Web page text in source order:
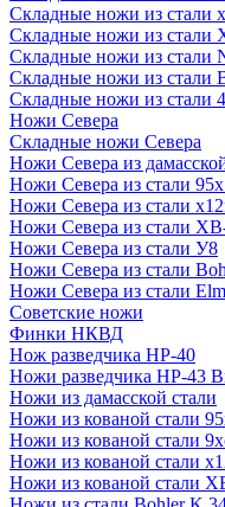
Складные ножи из стали
Складные ножи из стали
Складные ножи из стали
Складные ножи из стали
Складные ножи из стали
Ножи Севера
Складные ножи Севера
Ножи Севера из
Ножи Севера из стали
Ножи Севера из стали
Ножи Севера из стали
Ножи Севера из стали У8
Ножи Севера из стали
Ножи Севера из стали
Советские ножи
Финки НКВД
Нож разведчика НР-40
Ножи разведчика НР-43
Ножи из дамасской стали
Ножи из кованой стали
Ножи из кованой стали
Ножи из кованой стали
Ножи из кованой стали